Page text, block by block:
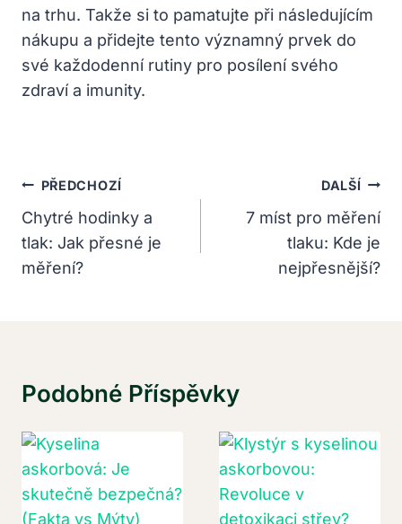
na trhu. Takže si to pamatujte při následujícím
nákupu a přidejte tento významný prvek do
své každodenní rutiny pro posílení svého
zdraví a imunity.
Navigace
Pro
Příspěvek
PŘEDCHOZÍ
Chytré hodinky a
tlak: Jak přesné je
měření?
DALŠÍ
7 míst pro měření
tlaku: Kde je
nejpřesnější?
Podobné Příspěvky